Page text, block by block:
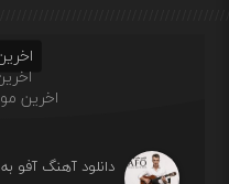
اخرین
دانلود آهنگ آفو